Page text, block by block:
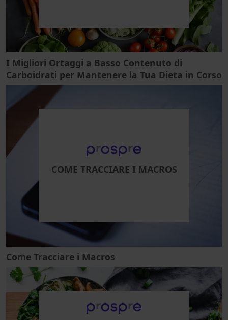
I Migliori Ortaggi a Basso Contenuto di
Carboidrati per Mantenere la Tua Dieta in Corso
COME TRACCIARE I MACROS
Come Tracciare i Macros